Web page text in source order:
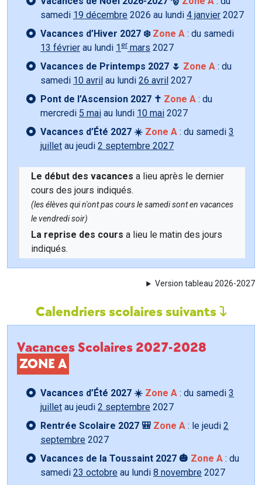
samedi 19 décembre 2026 au lundi 4 janvier 2027
Vacances d’Hiver 2027 ❄️ Zone A : du samedi
13 février au lundi 1 er mars 2027
Vacances de Printemps 2027 🌷 Zone A : du
samedi 10 avril au lundi 26 avril 2027
Pont de l’Ascension 2027 ✝️ Zone A : du
mercredi 5 mai au lundi 10 mai 2027
Vacances d’Été 2027 ☀️ Zone A : du samedi 3
juillet au jeudi 2 septembre 2027
Le début des vacances a lieu après le dernier
cours des jours indiqués.
(les élèves qui n'ont pas cours le samedi sont en vacances
le vendredi soir)
La reprise des cours a lieu le matin des jours
indiqués.
Version tableau 2026-2027
Calendriers scolaires suivants
Vacances Scolaires 2027-2028
ZONE A
Vacances d’Été 2027 ☀️ Zone A : du samedi 3
juillet au jeudi 2 septembre 2027
Rentrée Scolaire 2027 🎒 Zone A : le jeudi 2
septembre 2027
Vacances de la Toussaint 2027 🎃 Zone A : du
samedi 23 octobre au lundi 8 novembre 2027